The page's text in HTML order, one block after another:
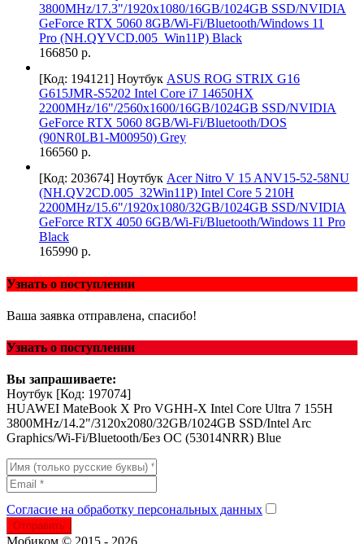
3800MHz/17.3"/1920x1080/16GB/1024GB SSD/NVIDIA
GeForce RTX 5060 8GB/Wi-Fi/Bluetooth/Windows 11
Pro (NH.QYVCD.005_Win11P) Black
166850 р.
[Код: 194121] Ноутбук ASUS ROG STRIX G16
G615JMR-S5202 Intel Core i7 14650HX
2200MHz/16"/2560x1600/16GB/1024GB SSD/NVIDIA
GeForce RTX 5060 8GB/Wi-Fi/Bluetooth/DOS
(90NR0LB1-M00950) Grey
166560 р.
[Код: 203674] Ноутбук Acer Nitro V 15 ANV15-52-58NU
(NH.QV2CD.005_32Win11P) Intel Core 5 210H
2200MHz/15.6"/1920x1080/32GB/1024GB SSD/NVIDIA
GeForce RTX 4050 6GB/Wi-Fi/Bluetooth/Windows 11 Pro
Black
165990 р.
Узнать о поступлении
Ваша заявка отправлена, спасибо!
Узнать о поступлении
Вы запрашиваете:
Ноутбук [Код: 197074]
HUAWEI MateBook X Pro VGHH-X Intel Core Ultra 7 155H
3800MHz/14.2"/3120х2080/32GB/1024GB SSD/Intel Arc
Graphics/Wi-Fi/Bluetooth/Без ОС (53014NRR) Blue
Согласие на обработку персональных данных
Отправить